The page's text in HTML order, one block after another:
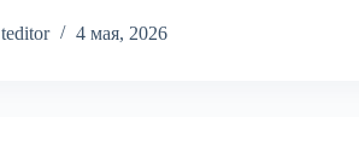
teditor 4 мая, 2026